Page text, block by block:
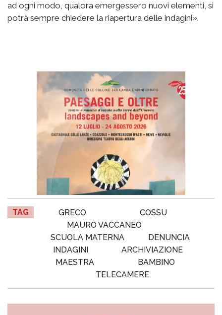
ad ogni modo, qualora emergessero nuovi elementi, si
potrà sempre chiedere la riapertura delle indagini».
TAG GRECO
COSSU
MAURO VACCANEO
SCUOLA MATERNA
DENUNCIA
INDAGINI
ARCHIVIAZIONE
MAESTRA
BAMBINO
TELECAMERE